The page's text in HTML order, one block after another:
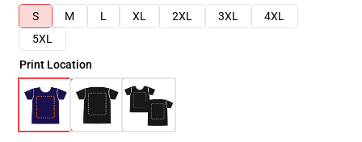
S
M L XL 2XL 3XL
4XL
5XL
Print Location